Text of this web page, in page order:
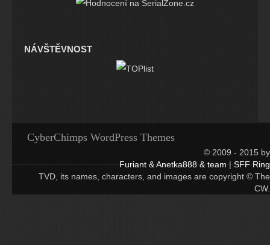
NÁVŠTĚVNOST
CyberChimps WordPress Themes
© 2009 - 2015 by
Furiant & Anetka888 & team | SFF Ring
TVD, its names, characters, and images are copyright © The
CW.